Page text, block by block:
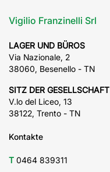
Vigilio Franzinelli Srl
LAGER UND BÜROS
Via Nazionale, 2
38060, Besenello - TN
SITZ DER GESELLSCHAFT
V.lo del Liceo, 13
38122, Trento - TN
Kontakte
T 0464 839311